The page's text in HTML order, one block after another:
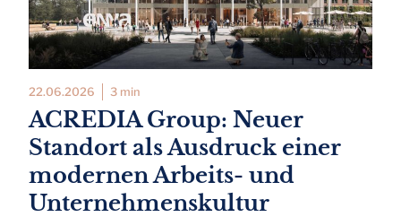
22.06.2026 3 min
ACREDIA Group: Neuer
Standort als Ausdruck einer
modernen Arbeits- und
Unternehmenskultur